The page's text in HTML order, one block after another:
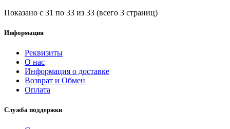
Показано с 31 по 33 из 33 (всего 3 страниц)
Информация
Реквизиты
О нас
Информация о доставке
Возврат и Обмен
Оплата
Служба поддержки